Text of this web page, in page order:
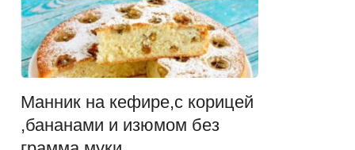
Манник на кефире,с корицей
,бананами и изюмом без